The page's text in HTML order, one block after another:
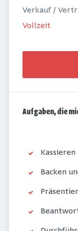
Verkauf /
Vollzeit
Aufgaben, die
Backen